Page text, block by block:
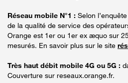
Réseau mobile N°1 : Selon
de la qualité de service des
Orange est 1er ou 1er ex æquo sur
mesurés. En savoir plus sur le site
Très haut débit mobile 4G ou 5G :
Couverture sur reseaux.orange.fr.